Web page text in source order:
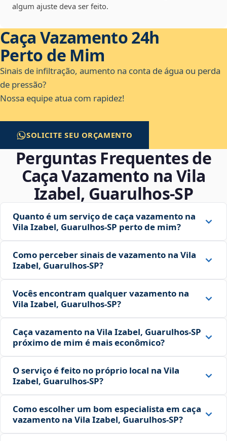
algum ajuste deva ser feito.
Caça Vazamento 24h
Perto de Mim
Sinais de infiltração, aumento na conta de água ou perda
de pressão?
Nossa equipe atua com rapidez!
SOLICITE SEU ORÇAMENTO
Perguntas Frequentes de
Caça Vazamento na Vila
Izabel, Guarulhos‑SP
Quanto é um serviço de caça vazamento na
Vila Izabel, Guarulhos‑SP perto de mim?
Como perceber sinais de vazamento na Vila
Izabel, Guarulhos‑SP?
Vocês encontram qualquer vazamento na
Vila Izabel, Guarulhos‑SP?
Caça vazamento na Vila Izabel, Guarulhos‑SP
próximo de mim é mais econômico?
O serviço é feito no próprio local na Vila
Izabel, Guarulhos‑SP?
Como escolher um bom especialista em caça
vazamento na Vila Izabel, Guarulhos‑SP?